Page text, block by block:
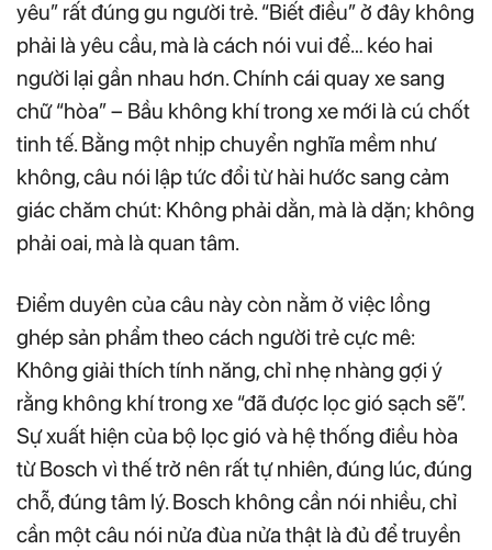
yêu” rất đúng gu người trẻ. “Biết điều” ở đây không
phải là yêu cầu, mà là cách nói vui để… kéo hai
người lại gần nhau hơn. Chính cái quay xe sang
chữ “hòa” – Bầu không khí trong xe mới là cú chốt
tinh tế. Bằng một nhịp chuyển nghĩa mềm như
không, câu nói lập tức đổi từ hài hước sang cảm
giác chăm chút: Không phải dằn, mà là dặn; không
phải oai, mà là quan tâm.
Điểm duyên của câu này còn nằm ở việc lồng
ghép sản phẩm theo cách người trẻ cực mê:
Không giải thích tính năng, chỉ nhẹ nhàng gợi ý
rằng không khí trong xe “đã được lọc gió sạch sẽ”.
Sự xuất hiện của bộ lọc gió và hệ thống điều hòa
từ Bosch vì thế trở nên rất tự nhiên, đúng lúc, đúng
chỗ, đúng tâm lý. Bosch không cần nói nhiều, chỉ
cần một câu nói nửa đùa nửa thật là đủ để truyền